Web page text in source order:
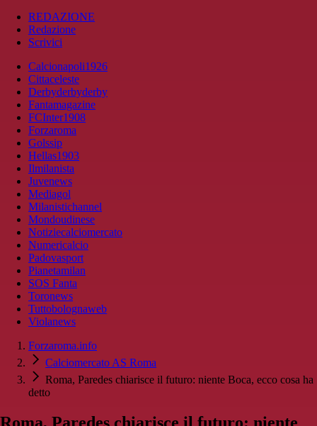
REDAZIONE
Redazione
Scrivici
Calcionapoli1926
Cittaceleste
Derbyderbyderby
Fantamagazine
FCInter1908
Forzaroma
Golssip
Hellas1903
Ilmilanista
Juvenews
Mediagol
Milanistichannel
Mondoudinese
Notiziecalciomercato
Numericalcio
Padovasport
Pianetamilan
SOS Fanta
Toronews
Tuttobolognaweb
Violanews
Forzaroma.info
Calciomercato AS Roma
Roma, Paredes chiarisce il futuro: niente Boca, ecco cosa ha
detto